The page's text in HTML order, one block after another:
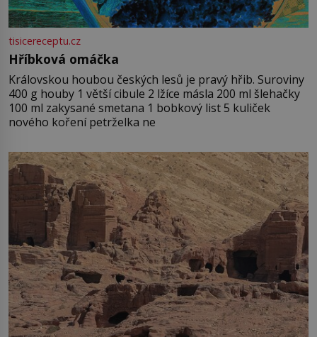
tisicereceptu.cz
Hříbková omáčka
Královskou houbou českých lesů je pravý hřib. Suroviny
400 g houby 1 větší cibule 2 lžíce másla 200 ml šlehačky
100 ml zakysané smetana 1 bobkový list 5 kuliček
nového koření petrželka ne